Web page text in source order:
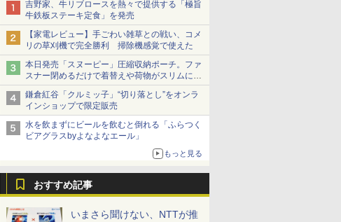
吉野家、牛リブロースを熱々で提供する「極旨
牛鉄板ステーキ定食」を発売
【家電レビュー】手ごわい雑草との戦い、コメ
リの草刈機で完全勝利 掃除機感覚で使えた
本日発売「スヌーピー」圧縮収納ポーチ。ファ
スナー閉めるだけで着替えや荷物がスリムにま
とまる
鎌倉紅谷「クルミッ子」“切り落とし”をオンラ
インショップで限定販売
水を飲まずにビールを飲むと倒れる「ふらつく
ビアグラスbyよなよなエール」
もっと見る
おすすめ記事
いまさら聞けない、NTTが推